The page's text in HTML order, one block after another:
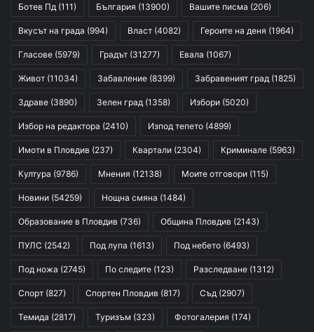
Ботев Пд (111) България (13900) Вашите писма (206)
Вкусът на града (994) Власт (4082) Героите на деня (1964)
Гласове (5979) Градът (31277) Евала (1067)
Живот (11034) Забавление (8399) Забравеният град (1825)
Здраве (3890) Зелен град (1358) Избори (5020)
Избор на редактора (2410) Изпод тепето (4899)
Имоти в Пловдив (237) Квартали (2304) Криминале (5963)
Култура (9786) Мнения (12138) Моите отговори (115)
Новини (54259) Нощна смяна (1484)
Образование в Пловдив (736) Община Пловдив (2143)
ПУЛС (2542) Под лупа (1613) Под небето (6493)
Под ножа (2745) По следите (123) Разследване (1312)
Спорт (827) Спортен Пловдив (817) Съд (2907)
Темида (2817) Туризъм (323) Фотогалерия (174)